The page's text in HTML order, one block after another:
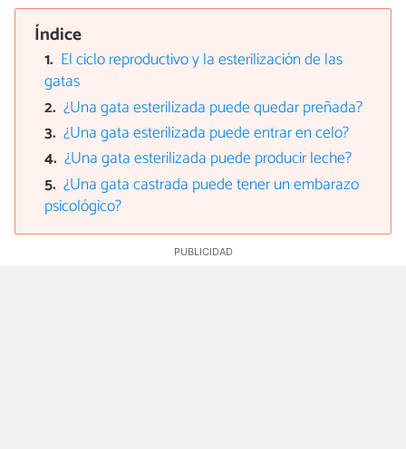
Índice
El ciclo reproductivo y la esterilización de las
gatas
¿Una gata esterilizada puede quedar preñada?
¿Una gata esterilizada puede entrar en celo?
¿Una gata esterilizada puede producir leche?
¿Una gata castrada puede tener un embarazo
psicológico?